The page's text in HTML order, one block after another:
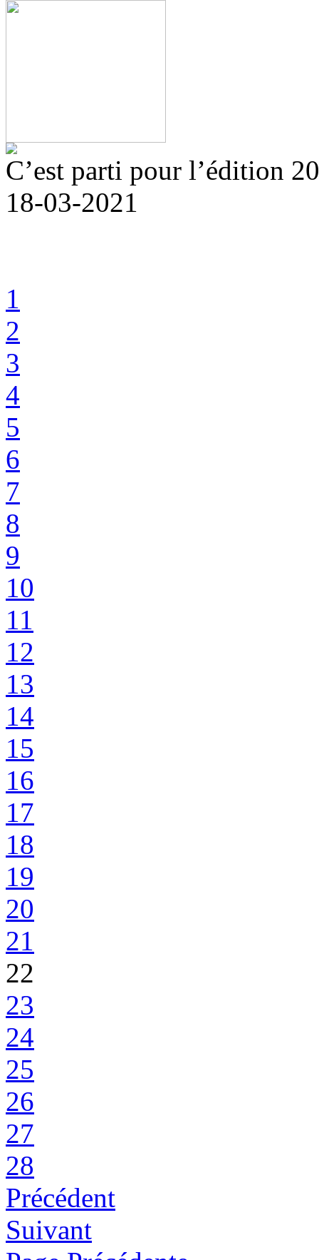
C’est parti pour l’édition
18-03-2021
1
2
3
4
5
6
7
8
9
10
11
12
13
14
15
16
17
18
19
20
21
22
23
24
25
26
27
28
Précédent
Suivant